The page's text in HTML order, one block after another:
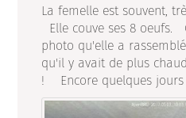
La femelle est souvent,
Elle couve ses 8
photo qu'elle a
qu'il y avait de plus
! Encore quelques jours